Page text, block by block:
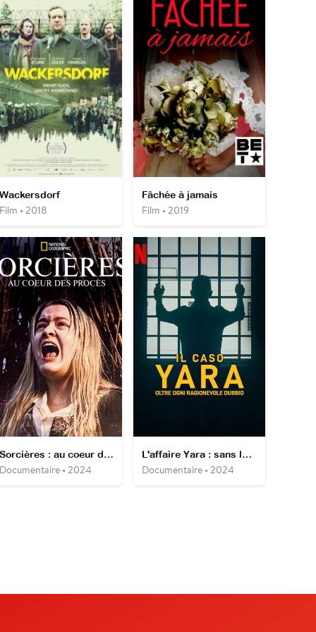
• 2018
Fâchée à jamais
Film • 2019
Sorcières : au coeur des procès
• 2024
L'affaire Yara : sans le moindre doute ?
Documentaire • 2024